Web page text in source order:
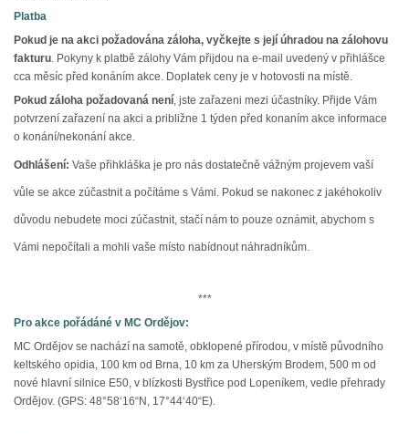
Platba
Pokud je na akci požadována záloha, vyčkejte s její úhradou na zálohovu
fakturu. Pokyny k platbě zálohy Vám přijdou na e-mail uvedený v přihlášce
cca měsíc před konáním akce. Doplatek ceny je v hotovosti na místě.
Pokud záloha požadovaná není, jste zařazeni mezi účastníky. Přijde Vám
potvrzení zařazení na akci a približne 1 týden před konaním akce informace
o konání/nekonání akce.
Odhlášení: Vaše přihkláška je pro nás dostatečně vážným projevem vaší
vůle se akce zúčastnit a počítáme s Vámi. Pokud se nakonec z jakéhokoliv
důvodu nebudete moci zúčastnit, stačí nám to pouze oznámit, abychom s
Vámi nepočítali a mohli vaše místo nabídnout náhradníkům.
***
Pro akce pořádáné v MC Ordějov:
MC Ordějov se nachází na samotě, obklopené přírodou, v místě původního
keltského opidia, 100 km od Brna, 10 km za Uherským Brodem, 500 m od
nové hlavní silnice E50, v blízkosti Bystřice pod Lopeníkem, vedle přehrady
Ordějov. (GPS: 48°58‘16“N, 17°44‘40“E).